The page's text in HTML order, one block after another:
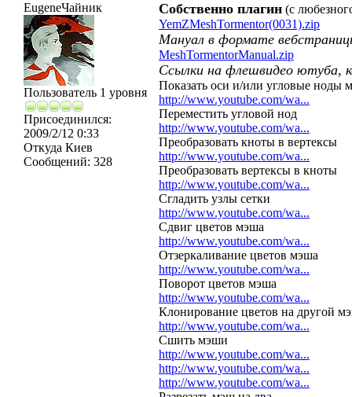
EugeneЧайник
Пользователь 1 уровня
Присоединился:
2009/2/12 0:33
Откуда Киев
Сообщений: 328
Собственно плагин (с
YemZMeshTormentor(0031).zip
Мануал в формате
MeshTormentorManual.zip
Ссылки на флешвидео ютуба,
Показать оси и/или угловые ноды
http://www.youtube.com/wa...
Переместить угловой нод
http://www.youtube.com/wa...
Преобразовать кноты в вертексы
http://www.youtube.com/wa...
Преобразовать вертексы в кноты
http://www.youtube.com/wa...
Сгладить узлы сетки
http://www.youtube.com/wa...
Сдвиг цветов мэша
http://www.youtube.com/wa...
Отзеркаливание цветов мэша
http://www.youtube.com/wa...
Поворот цветов мэша
http://www.youtube.com/wa...
Клонирование цветов на другой
http://www.youtube.com/wa...
Сшить мэши
http://www.youtube.com/wa...
http://www.youtube.com/wa...
http://www.youtube.com/wa...